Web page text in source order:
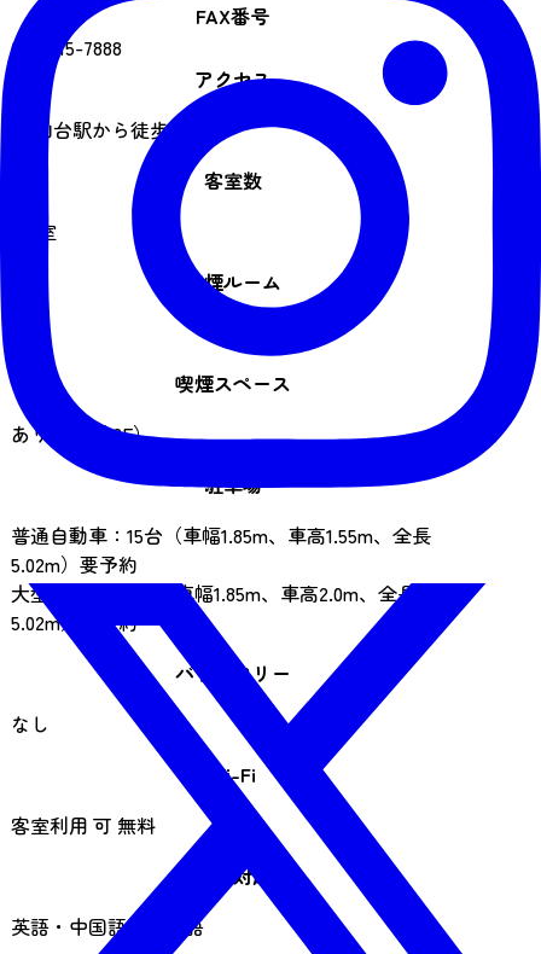
FAX番号
022-715-7888
アクセス
JR仙台駅から徒歩6分
客室数
165室
喫煙ルーム
喫煙スペース
あり（場所 3F）
駐車場
普通自動車：15台（車幅1.85m、車高1.55m、全長
5.02m）要予約
大型自動車：5台（車幅1.85m、車高2.0m、全長
5.02m）要予約
バリアフリー
なし
Wi-Fi
客室利用 可 無料
言語対応
英語・中国語・韓国語